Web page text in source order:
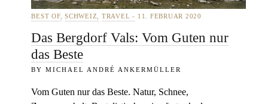
BEST OF SCHWEIZ TRAVEL 11. FEBRUAR 2020
Das Bergdorf Vals: Vom Guten nur
das Beste
MICHAEL ANDRÉ ANKERMÜLLER
Vom Guten nur das Beste. Natur, Schnee,